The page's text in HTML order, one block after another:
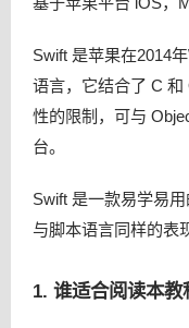
Swift 是苹果在2014
语言，它结合了 C
性的限制，可与
台。
Swift 是一款易学易
与脚本语言同样的表
1. 谁适合阅读本教